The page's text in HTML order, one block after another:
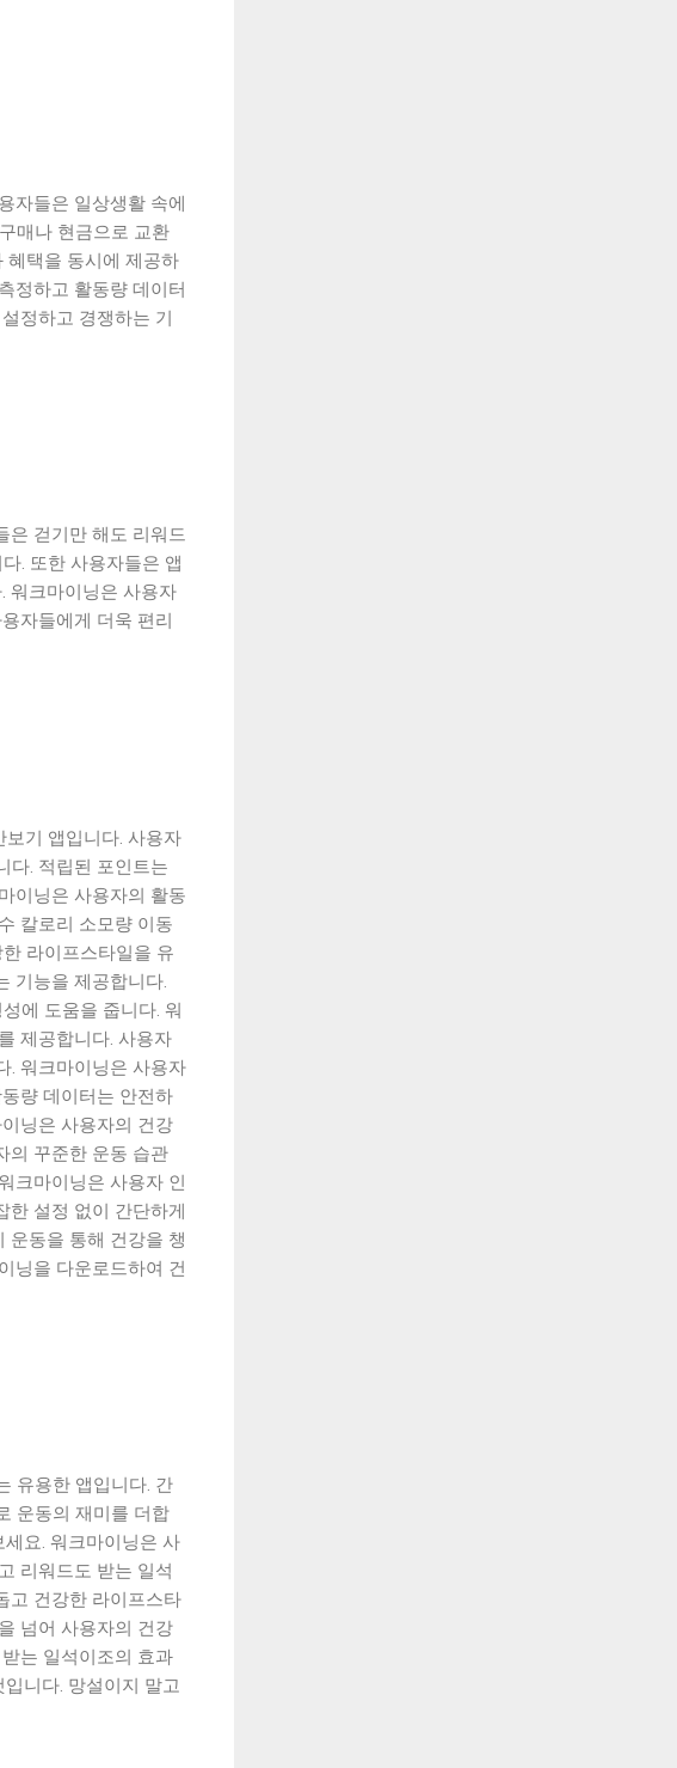
자들은 일상생활 속에
매나 현금으로 교환
혜택을 동시에 제공하
정하고 활동량 데이터
정하고 경쟁하는 기
은 걷기만 해도 리워드
. 또한 사용자들은 앱
워크마이닝은 사용자
자들에게 더욱 편리
기 앱입니다. 사용자
다. 적립된 포인트는
이닝은 사용자의 활동
칼로리 소모량 이동
라이프스타일을 유
기능을 제공합니다.
에 도움을 줍니다. 워
제공합니다. 사용자
. 워크마이닝은 사용자
량 데이터는 안전하
닝은 사용자의 건강
의 꾸준한 운동 습관
크마이닝은 사용자 인
한 설정 없이 간단하게
운동을 통해 건강을 챙
닝을 다운로드하여 건
유용한 앱입니다. 간
운동의 재미를 더합
요. 워크마이닝은 사
리워드도 받는 일석
고 건강한 라이프스타
넘어 사용자의 건강
는 일석이조의 효과
니다. 망설이지 말고